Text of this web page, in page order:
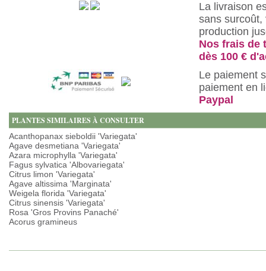
La livraison
sans surcoût,
production
Nos frais de
dès 100 €
Le paiement
paiement en
Paypal
PLANTES SIMILAIRES À CONSULTER
Acanthopanax sieboldii 'Variegata'
Agave desmetiana 'Variegata'
Azara microphylla 'Variegata'
Fagus sylvatica 'Albovariegata'
Citrus limon 'Variegata'
Agave altissima 'Marginata'
Weigela florida 'Variegata'
Citrus sinensis 'Variegata'
Rosa 'Gros Provins Panaché'
Acorus gramineus